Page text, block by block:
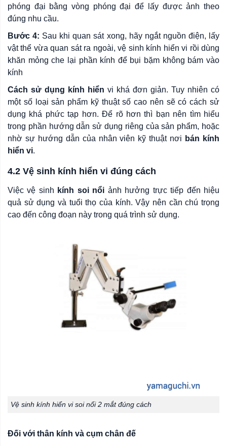
phóng đại bằng vòng phóng đại để lấy được ảnh theo
đúng nhu cầu.
Bước 4: Sau khi quan sát xong, hãy ngắt nguồn điện, lấy
vật thể vừa quan sát ra ngoài, vệ sinh kính hiển vi rồi dùng
khăn mỏng che lại phần kính để bụi bặm không bám vào
kính
Cách sử dụng kính hiển vi khá đơn giản. Tuy nhiên có
một số loại sản phẩm kỹ thuật số cao nên sẽ có cách sử
dụng khá phức tạp hơn. Để rõ hơn thì bạn nên tìm hiểu
trong phần hướng dẫn sử dụng riêng của sản phẩm, hoặc
nhờ sự hướng dẫn của nhân viên kỹ thuật nơi bán kính
hiển vi.
4.2 Vệ sinh kính hiển vi đúng cách
Việc vệ sinh kính soi nổi ảnh hưởng trực tiếp đến hiệu
quả sử dụng và tuổi thọ của kính. Vậy nên cần chú trọng
cao đến công đoạn này trong quá trình sử dụng.
Vệ sinh kính hiển vi soi nổi 2 mắt đúng cách
Đối với thân kính và cụm chân đế